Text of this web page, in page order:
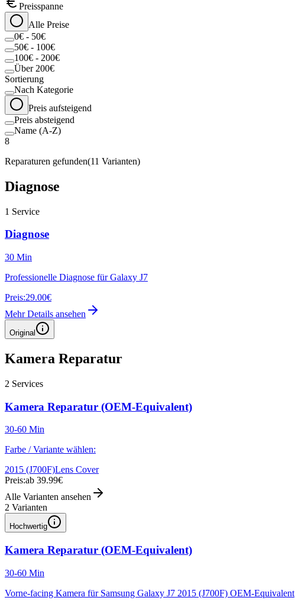
Preisspanne
Alle Preise
0€ - 50€
50€ - 100€
100€ - 200€
Über 200€
Sortierung
Nach Kategorie
Preis aufsteigend
Preis absteigend
Name (A-Z)
8
Reparaturen gefunden(11 Varianten)
Diagnose
1 Service
Diagnose
30 Min
Professionelle Diagnose für Galaxy J7
Preis:29.00€
Mehr Details ansehen
Original
Kamera Reparatur
2 Services
Kamera Reparatur (OEM-Equivalent)
30-60 Min
Farbe / Variante wählen:
2015 (J700F)Lens Cover
Preis:ab 39.99€
Alle Varianten ansehen
2 Varianten
Hochwertig
Kamera Reparatur (OEM-Equivalent)
30-60 Min
Vorne-facing Kamera für Samsung Galaxy J7 2015 (J700F) OEM-Equivalent